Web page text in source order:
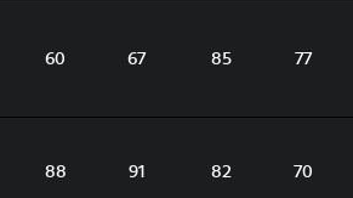
60 67 85 77
88 91 82 70